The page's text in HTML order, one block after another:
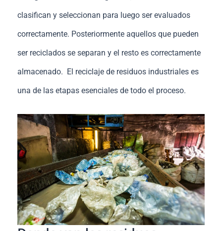
clasifican y seleccionan para luego ser evaluados
correctamente. Posteriormente aquellos que pueden
ser reciclados se separan y el resto es correctamente
almacenado. El reciclaje de residuos industriales es
una de las etapas esenciales de todo el proceso.